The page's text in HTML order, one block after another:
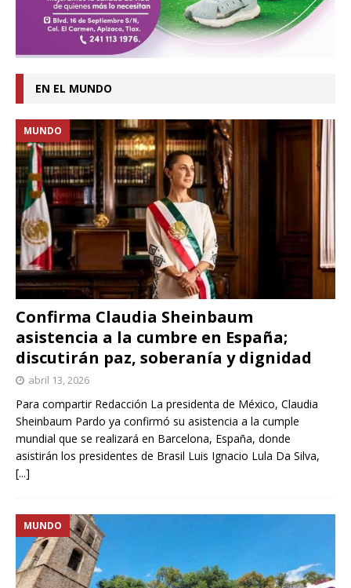
EN EL MUNDO
Confirma Claudia Sheinbaum
asistencia a la cumbre en España;
discutirán paz, soberanía y dignidad
MUNDO
abril 13, 2026
Para compartir Redacción La presidenta de México, Claudia
Sheinbaum Pardo ya confirmó su asistencia a la cumple
mundial que se realizará en Barcelona, España, donde
asistirán los presidentes de Brasil Luis Ignacio Lula Da Silva,
[...]
MUNDO